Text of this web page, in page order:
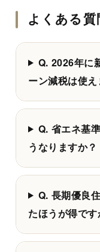
よくある質
Q. 2026年に
ーン減税は使え
Q. 省エネ基
うなりますか？
Q. 長期優良
たほうが得です